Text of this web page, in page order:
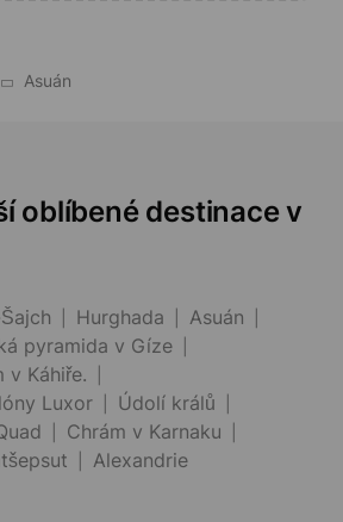
Asuán
oblíbené destinace v
Hurghada
Asuán
pyramida v Gíze
v Káhiře.
Luxor
Údolí králů
Chrám v Karnaku
Alexandrie